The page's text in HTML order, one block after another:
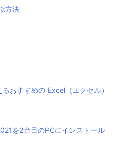
方法
おすすめの Excel（エクセル）
を2台目のPCにインストール